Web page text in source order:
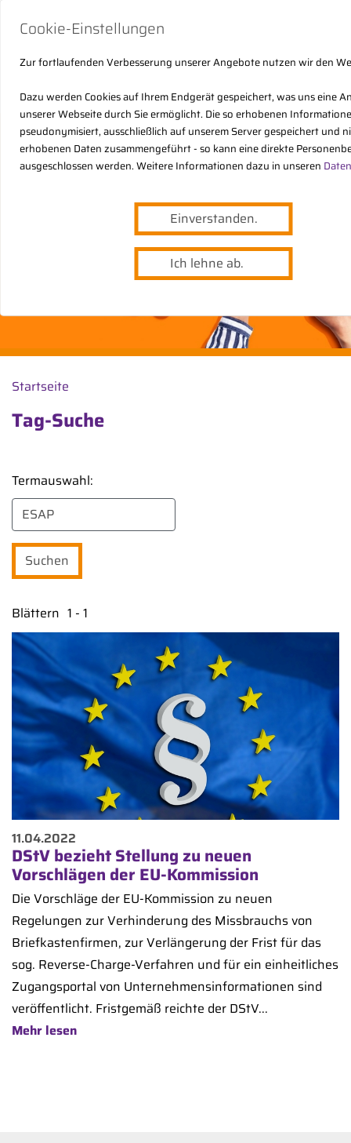
Cookie-Einstellungen
Zur fortlaufenden Verbesserung unserer Angebote nutzen wir den
Dazu werden Cookies auf Ihrem Endgerät gespeichert, was uns eine
unserer Webseite durch Sie ermöglicht. Die so erhobenen
pseudonymisiert, ausschließlich auf unserem Server gespeichert und
erhobenen Daten zusammengeführt - so kann eine direkte
ausgeschlossen werden. Weitere Informationen dazu in unseren
Einverstanden.
Ich lehne ab.
Startseite
Tag-Suche
Termauswahl:
Blättern 1 - 1
11.04.2022
DStV bezieht Stellung zu neuen
Vorschlägen der EU-Kommission
Die Vorschläge der EU-Kommission zu neuen
Regelungen zur Verhinderung des Missbrauchs von
Briefkastenfirmen, zur Verlängerung der Frist für das
sog. Reverse-Charge-Verfahren und für ein einheitliches
Zugangsportal von Unternehmensinformationen sind
veröffentlicht. Fristgemäß reichte der DStV...
Mehr lesen